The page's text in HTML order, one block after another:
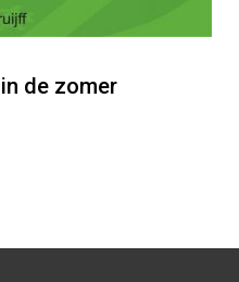
de zomer